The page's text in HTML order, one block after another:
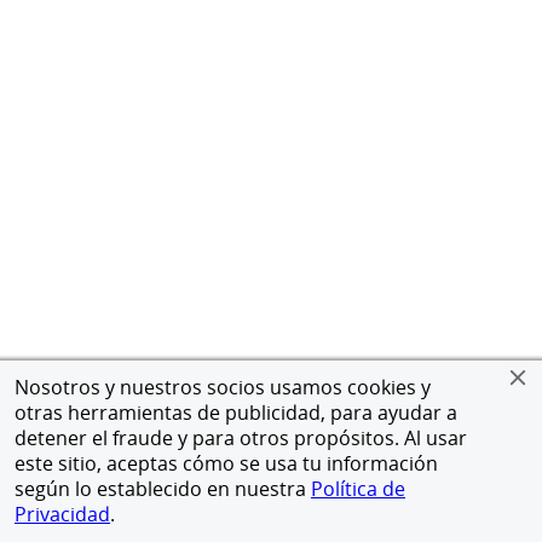
Nosotros y nuestros socios usamos cookies y
otras herramientas de publicidad, para ayudar a
detener el fraude y para otros propósitos. Al usar
este sitio, aceptas cómo se usa tu información
según lo establecido en nuestra Política de
Privacidad.